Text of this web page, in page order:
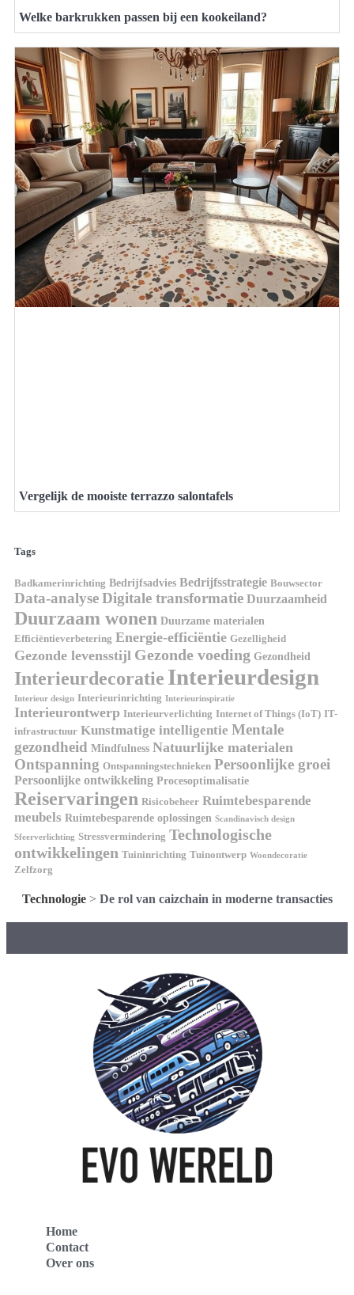
Welke barkrukken passen bij een kookeiland?
Vergelijk de mooiste terrazzo salontafels
Tags
Badkamerinrichting Bedrijfsadvies Bedrijfsstrategie Bouwsector
Data-analyseDigitale transformatie Duurzaamheid
Duurzaam wonen Duurzame materialen
Efficiëntieverbetering Energie-efficiëntie Gezelligheid
Gezonde levensstijl Gezonde voeding Gezondheid
Interieurdecoratie Interieurdesign
Interieur design Interieurinrichting Interieurinspiratie
Interieurontwerp Interieurverlichting Internet of Things (IoT) IT-
infrastructuur Kunstmatige intelligentie Mentale
gezondheid Mindfulness Natuurlijke materialen
Ontspanning Ontspanningstechnieken Persoonlijke groei
Persoonlijke ontwikkeling Procesoptimalisatie
Reiservaringen Risicobeheer Ruimtebesparende
meubels Ruimtebesparende oplossingen Scandinavisch design
Sfeerverlichting Stressvermindering Technologische
ontwikkelingen Tuininrichting Tuinontwerp Woondecoratie
Zelfzorg
Technologie> De rol van caizchain in moderne transacties
Home
Contact
Over ons